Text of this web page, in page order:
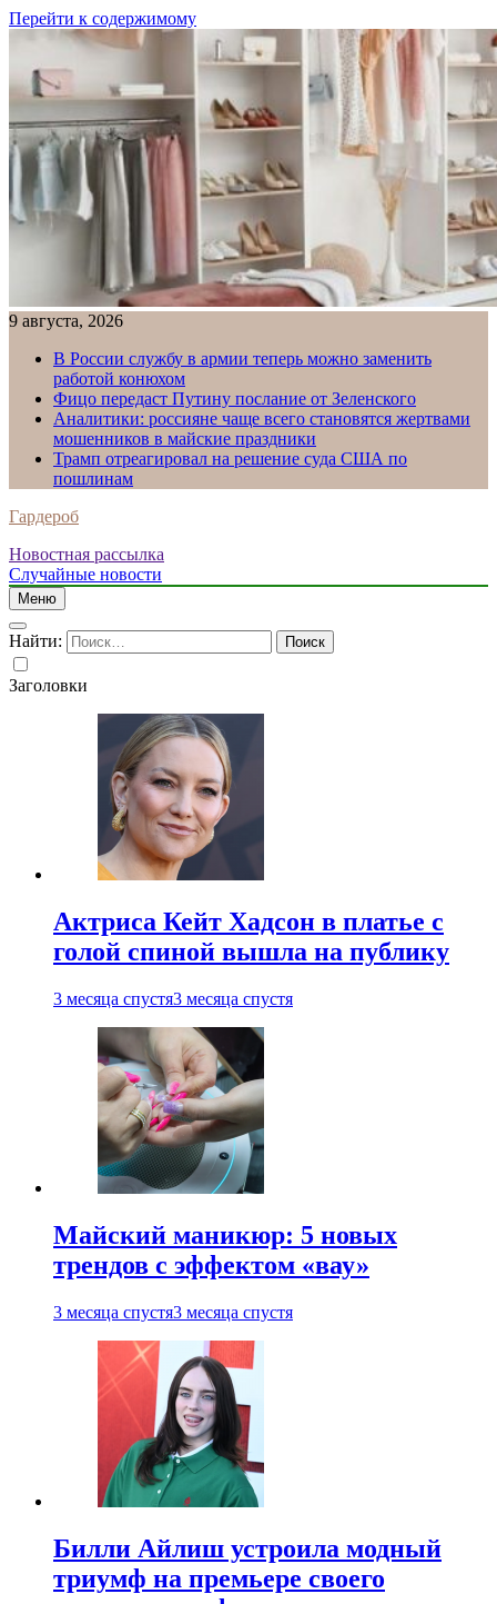
Перейти к содержимому
9 августа, 2026
В России службу в армии теперь можно заменить
работой конюхом
Фицо передаст Путину послание от Зеленского
Аналитики: россияне чаще всего становятся жертвами
мошенников в майские праздники
Трамп отреагировал на решение суда США по
пошлинам
Гардероб
Новостная рассылка
Случайные новости
Меню
Найти:
Заголовки
Актриса Кейт Хадсон в платье с
голой спиной вышла на публику
3 месяца спустя3 месяца спустя
Майский маникюр: 5 новых
трендов с эффектом «вау»
3 месяца спустя3 месяца спустя
Билли Айлиш устроила модный
триумф на премьере своего